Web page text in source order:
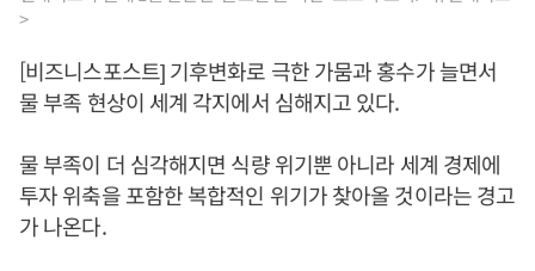
>
[비즈니스포스트] 기후변화로 극한 가뭄과 홍수가 늘면서
물 부족 현상이 세계 각지에서 심해지고 있다.
물 부족이 더 심각해지면 식량 위기뿐 아니라 세계 경제에
투자 위축을 포함한 복합적인 위기가 찾아올 것이라는 경고
가 나온다.